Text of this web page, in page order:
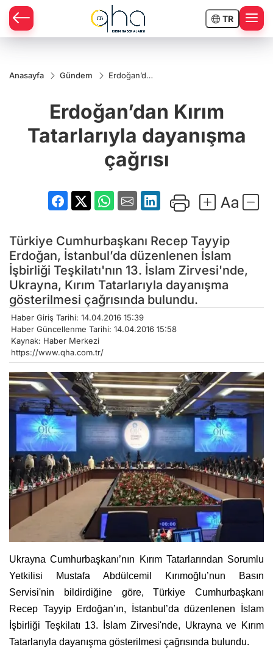
TR
Anasayfa Gündem
Erdoğan’dan
dayanışma
çağrısı
Erdoğan’dan Kırım
Tatarlarıyla dayanışma
çağrısı
Türkiye Cumhurbaşkanı Recep Tayyip
Erdoğan, İstanbul’da düzenlenen İslam
İşbirliği Teşkilatı'nın 13. İslam Zirvesi'nde,
Ukrayna, Kırım Tatarlarıyla dayanışma
gösterilmesi çağrısında bulundu.
Haber Giriş Tarihi: 14.04.2016 15:39
Haber Güncellenme Tarihi: 14.04.2016 15:58
Kaynak: Haber Merkezi
https://www.qha.com.tr/
Ukrayna Cumhurbaşkanı’nın Kırım Tatarlarından Sorumlu
Yetkilisi Mustafa Abdülcemil Kırımoğlu’nun Basın
Servisi'nin bildirdiğine göre, Türkiye Cumhurbaşkanı
Recep Tayyip Erdoğan’ın, İstanbul’da düzenlenen İslam
İşbirliği Teşkilatı 13. İslam Zirvesi'nde, Ukrayna ve Kırım
Tatarlarıyla dayanışma gösterilmesi çağrısında bulundu.